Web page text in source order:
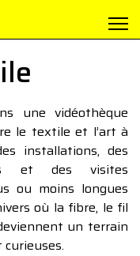
une vidéothèque
le textile et l’art à
installations, des
et des visites
ou moins longues
où la fibre, le fil
un terrain